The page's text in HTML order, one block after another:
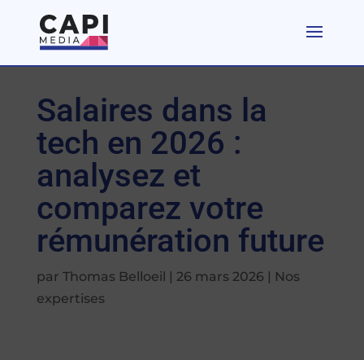
Salaires dans la
tech en 2026 :
analysez et
comparez votre
rémunération future
par Thomas Belloeil | 26 mars 2026 | Nos
expertises